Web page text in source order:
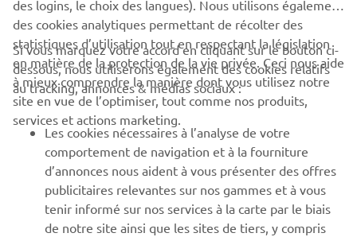
CORPORATE
BUSINESS
PLUS DE YAMAHA
SOUTIEN
des logins, le choix des langues). Nous utilisons également
des cookies analytiques permettant de récolter des
statistiques d’utilisation tout en respectant la législation
en matière de la protection de la vie privée. Ceci nous aide
à mieux comprendre la manière dont vous utilisez notre
site en vue de l’optimiser, tout comme nos produits,
services et actions marketing.
Si vous marquez votre accord en cliquant sur le bouton ci-
dessous, nous utiliserons également des cookies relatifs
au tracking, annonces & médias sociaux :
Les cookies nécessaires à l’analyse de votre
comportement de navigation et à la fourniture
d’annonces nous aident à vous présenter des offres
publicitaires relevantes sur nos gammes et à vous
tenir informé sur nos services à la carte par le biais
de notre site ainsi que les sites de tiers, y compris